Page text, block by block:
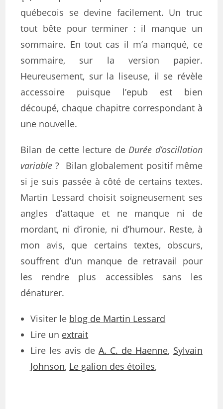
québecois se devine facilement. Un truc
tout bête pour terminer : il manque un
sommaire. En tout cas il m’a manqué, ce
sommaire, sur la version papier.
Heureusement, sur la liseuse, il se révèle
accessoire puisque l’epub est bien
découpé, chaque chapitre correspondant à
une nouvelle.
Bilan de cette lecture deDurée d’oscillation
variable ? Bilan globalement positif même
si je suis passée à côté de certains textes.
Martin Lessard choisit soigneusement ses
angles d’attaque et ne manque ni de
mordant, ni d’ironie, ni d’humour. Reste, à
mon avis, que certains textes, obscurs,
souffrent d’un manque de retravail pour
les rendre plus accessibles sans les
dénaturer.
Visiter le blog de Martin Lessard
Lire un extrait
Lire les avis de A. C. de Haenne, Sylvain
Johnson, Le galion des étoiles,